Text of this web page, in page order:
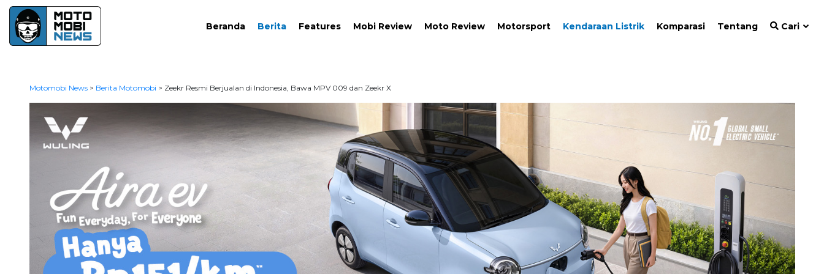
Beranda Berita Features Mobi Review Moto Review Motorsport Kendaraan Listrik Komparasi Tentang Cari
Motomobi News> Berita Motomobi > Zeekr Resmi Berjualan di Indonesia, Bawa MPV 009 dan Zeekr X